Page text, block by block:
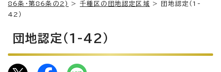
86条・第86条の2)
> 千種区の団地認定区域 > 団地認定（1-
42）
団地認定（1-42）